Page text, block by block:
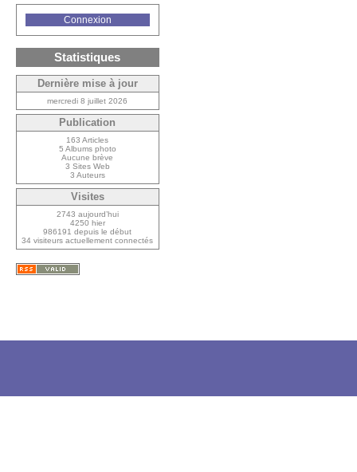
Connexion
Statistiques
Dernière mise à jour
mercredi 8 juillet 2026
Publication
163 Articles
5 Albums photo
Aucune brève
3 Sites Web
3 Auteurs
Visites
2743 aujourd’hui
4250 hier
986191 depuis le début
34 visiteurs actuellement connectés